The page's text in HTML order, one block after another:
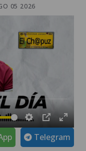
05 2026
Telegram